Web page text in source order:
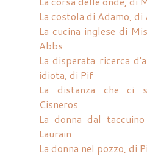
La costola di Adamo,
La cucina inglese di
Abbs
La disperata ricerca
idiota, di Pif
La distanza che ci
Cisneros
La donna dal
Laurain
La donna nel pozzo, di